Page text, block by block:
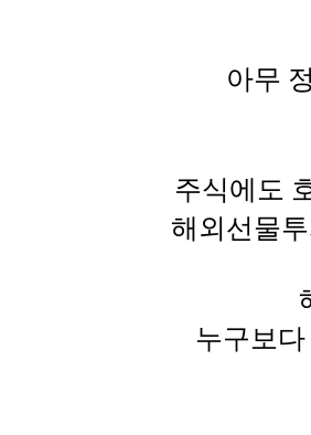
아무
주식에도
해외선물
누구보